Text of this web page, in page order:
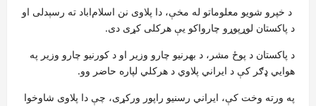
د خپرو شویو معلوماتو له مخې، دا پلاوی نن اسلام‌اباد ته رسېدلی او
د پاکستان لوړپوړو چارواکو یې هرکلی کړی دی.
د پاکستان د پوځ مشر، د بهرنیو چارو وزیر او د کورنیو چارو وزیر په
هوايي ډګر کې د ایراني پلاوي د هرکلي لپاره حاضر وو.
په ورته وخت کې، ایراني رسنیو راپور ورکړی، چې دا پلاوی شاوخوا